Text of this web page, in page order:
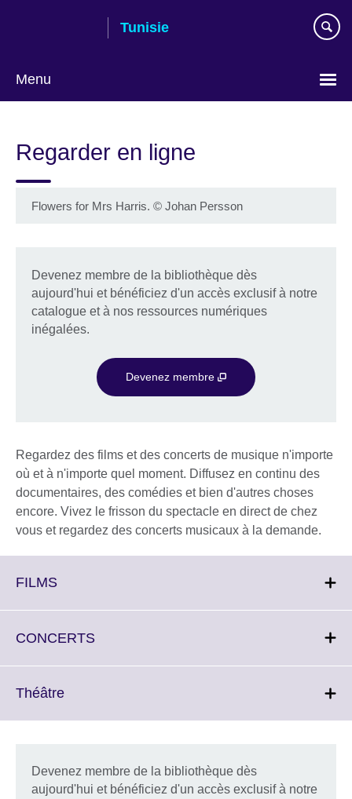
Tunisie
Menu
language
Regarder en ligne
Flowers for Mrs Harris. © Johan Persson
Devenez membre de la bibliothèque dès
aujourd'hui et bénéficiez d'un accès exclusif à notre
catalogue et à nos ressources numériques
inégalées.
Devenez membre
Regardez des films et des concerts de musique n'importe
où et à n'importe quel moment. Diffusez en continu des
documentaires, des comédies et bien d'autres choses
encore. Vivez le frisson du spectacle en direct de chez
vous et regardez des concerts musicaux à la demande.
FILMSClick
More
CONCERTSClick
ThéâtreClick
information
available.
Devenez membre de la bibliothèque dès
aujourd'hui et bénéficiez d'un accès exclusif à notre